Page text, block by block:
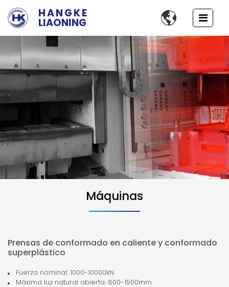
HANGKE
LIAONING 
Soluciones de maquinaria para el
conformado de componentes
especializados, ofrecemos soluciones completas para la
fabricación de componentes de alto rendimiento a partir de
materiales difíciles de conformar.
Máquinas
Prensas de conformado en caliente y conformado
superplástico
Fuerza nominal: 1000-10000kN
Máxima luz natural abierta: 800-1500mm